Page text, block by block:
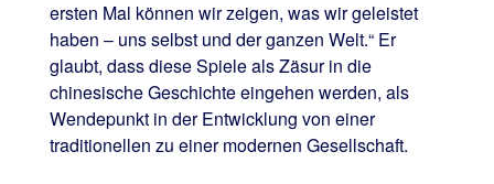
ersten Mal können wir zeigen, was wir geleistet
haben – uns selbst und der ganzen Welt.“ Er
glaubt, dass diese Spiele als Zäsur in die
chinesische Geschichte eingehen werden, als
Wendepunkt in der Entwicklung von einer
traditionellen zu einer modernen Gesellschaft.